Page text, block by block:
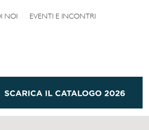
NOI
EVENTI E INCONTRI